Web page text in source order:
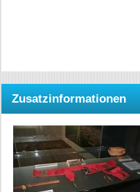
Zusatzinformationen